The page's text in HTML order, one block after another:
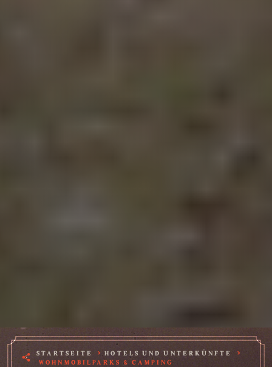
STARTSEITE
HOTELS UND UNTERKÜNFTE
WOHNMOBILPARKS & CAMPING